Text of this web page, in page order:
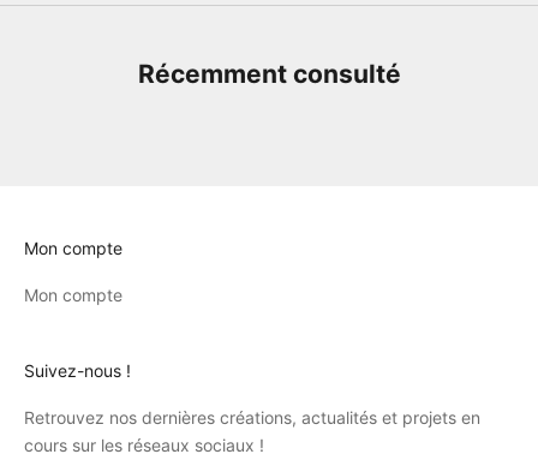
Récemment consulté
Mon compte
Mon compte
Suivez-nous !
Retrouvez nos dernières créations, actualités et projets en
cours sur les réseaux sociaux !